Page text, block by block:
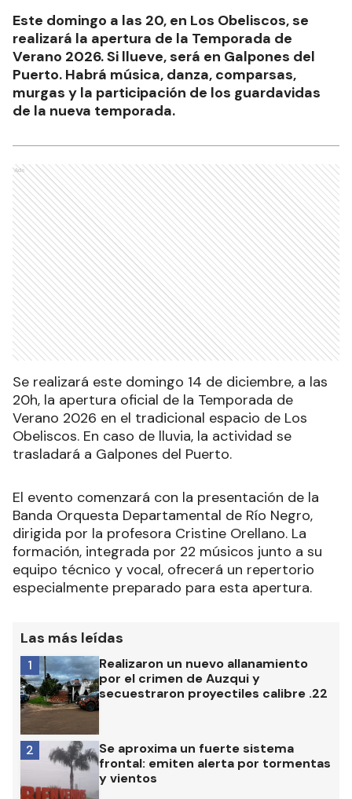
Este domingo a las 20, en Los Obeliscos, se
realizará la apertura de la Temporada de
Verano 2026. Si llueve, será en Galpones del
Puerto. Habrá música, danza, comparsas,
murgas y la participación de los guardavidas
de la nueva temporada.
Ads
Se realizará este domingo 14 de diciembre, a las
20h, la apertura oficial de la Temporada de
Verano 2026 en el tradicional espacio de Los
Obeliscos. En caso de lluvia, la actividad se
trasladará a Galpones del Puerto.
El evento comenzará con la presentación de la
Banda Orquesta Departamental de Río Negro,
dirigida por la profesora Cristine Orellano. La
formación, integrada por 22 músicos junto a su
equipo técnico y vocal, ofrecerá un repertorio
especialmente preparado para esta apertura.
Las más leídas
Realizaron un nuevo allanamiento
por el crimen de Auzqui y
secuestraron proyectiles calibre .22
1
Se aproxima un fuerte sistema
frontal: emiten alerta por tormentas
y vientos
2